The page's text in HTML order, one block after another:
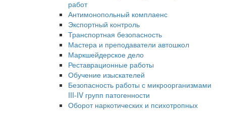
работ
Антимонопольный комплаенс
Экспортный контроль
Транспортная безопасность
Мастера и преподаватели автошкол
Маркшейдерское дело
Реставрационные работы
Обучение изыскателей
Безопасность работы с микроорганизмами
III-IV групп патогенности
Оборот наркотических и психотропных